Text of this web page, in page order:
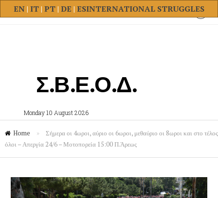
INTERNATIONAL STRUGGLES
EN| IT| PT| DE | ES
Σ.Β.Ε.Ο.Δ.
Monday 10 August 2026
Home »
Σήμερα οι 4ωροι, αύριο οι 6ωροι, μεθαύριο οι 8ωροι και στο τέλος
όλοι – Απεργία 24/6 – Μοτοπορεία 15:00 Π.Άρεως